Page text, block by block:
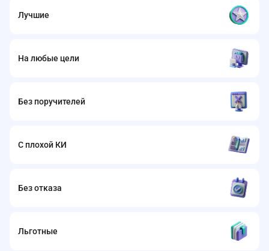
Лучшие
На любые цели
Без поручителей
С плохой КИ
Без отказа
Льготные